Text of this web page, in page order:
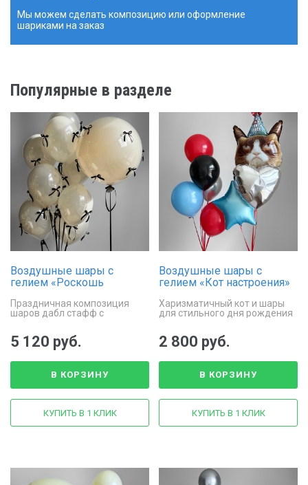
Мы можем сделать композицию или оформление
шариками на заказ
Популярные в разделе
Воздушные шары с
гелием «Роскошь
Праздничная композиция
шаров дабл стафф с
5 120 руб.
В КОРЗИНУ
КУПИТЬ В 1 КЛИК
Воздушные шары с
гелием «Кот настроения»
Харизматичный кот и шары
для стильного дня рождения
2 800 руб.
В КОРЗИНУ
КУПИТЬ В 1 КЛИК